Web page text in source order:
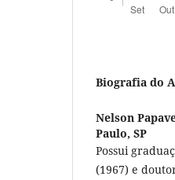
Biografia do
Nelson
Paulo, SP
Possui
(1967) e